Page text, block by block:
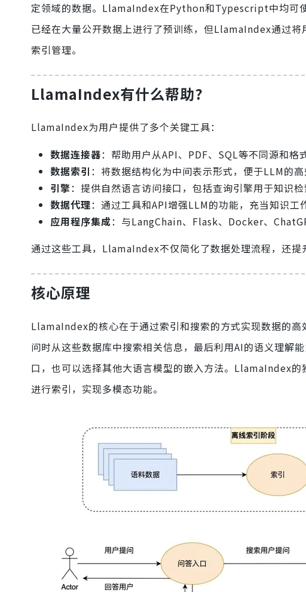
定领域的数据。LlamaIndex在Python和Typescript中均可
已经在大量公开数据上进行了预训练，但LlamaIndex通过
索引管理。
LlamaIndex有什么帮助?
LlamaIndex为用户提供了多个关键工具：
数据连接器：帮助用户从API、PDF、SQL等不同源和格
数据索引 ：将数据结构化为中间表示形式，便于LLM的高
引擎：提供自然语言访问接口，包括查询引擎用于知识
数据代理：通过工具和API增强LLM的功能，充当知识工
应用程序集成：与LangChain、Flask、Docker、
通过这些工具，LlamaIndex不仅简化了数据处理流程，还提
核心原理
LlamaIndex的核心在于通过索引和搜索的方式实现数据的
问时从这些数据库中搜索相关信息，最后利用AI的语义理解
口，也可以选择其他大语言模型的嵌入方法。LlamaIndex
进行索引，实现多模态功能。